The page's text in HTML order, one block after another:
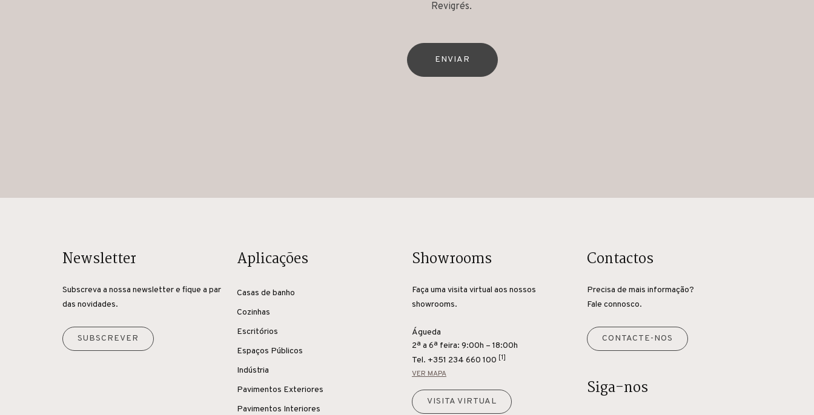
Revigrés.
ENVIAR
Newsletter
Subscreva a nossa newsletter e fique a par
das novidades.
SUBSCREVER
Aplicações
Casas de banho
Cozinhas
Escritórios
Espaços Públicos
Indústria
Pavimentos Exteriores
Pavimentos Interiores
Showrooms
Faça uma visita virtual aos nossos
showrooms.
Águeda
2ª a 6ª feira: 9:00h – 18:00h
Tel. +351 234 660 100 [1]
VER MAPA
VISITA VIRTUAL
Contactos
Precisa de mais informação?
Fale connosco.
CONTACTE-NOS
Siga-nos